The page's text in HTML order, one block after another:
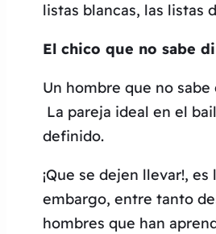
listas blancas, las listas
El chico que no sabe
Un hombre que no
La pareja ideal en el
definido.
¡Que se dejen llevar!,
embargo, entre tanto
hombres que han